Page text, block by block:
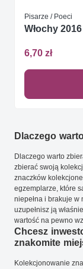
Pisarze / Poeci
Włochy
6,70 zł
Dlaczego
Dlaczego warto
zbierać swoją
znaczków
egzemplarze, które
niepełna i brakuje w
uzupełnisz ją
wartość na pewno
Chcesz
znakomite
Kolekcjonowanie